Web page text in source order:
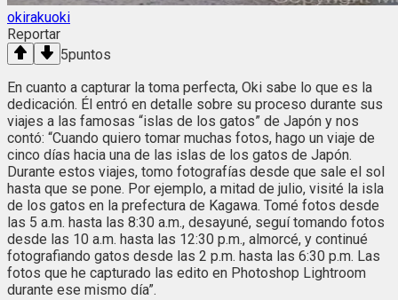
okirakuoki
Reportar
5puntos
En cuanto a capturar la toma perfecta, Oki sabe lo que es la
dedicación. Él entró en detalle sobre su proceso durante sus
viajes a las famosas “islas de los gatos” de Japón y nos
contó: “Cuando quiero tomar muchas fotos, hago un viaje de
cinco días hacia una de las islas de los gatos de Japón.
Durante estos viajes, tomo fotografías desde que sale el sol
hasta que se pone. Por ejemplo, a mitad de julio, visité la isla
de los gatos en la prefectura de Kagawa. Tomé fotos desde
las 5 a.m. hasta las 8:30 a.m., desayuné, seguí tomando fotos
desde las 10 a.m. hasta las 12:30 p.m., almorcé, y continué
fotografiando gatos desde las 2 p.m. hasta las 6:30 p.m. Las
fotos que he capturado las edito en Photoshop Lightroom
durante ese mismo día”.